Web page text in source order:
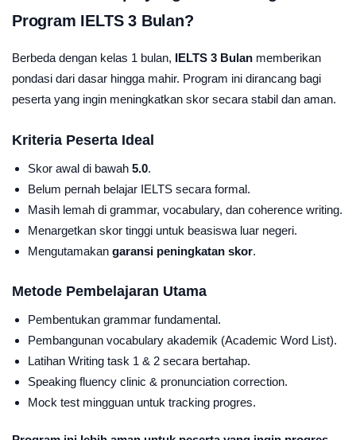
Program IELTS 3 Bulan?
Berbeda dengan kelas 1 bulan, IELTS 3 Bulan memberikan
pondasi dari dasar hingga mahir. Program ini dirancang bagi
peserta yang ingin meningkatkan skor secara stabil dan aman.
Kriteria Peserta Ideal
Skor awal di bawah 5.0.
Belum pernah belajar IELTS secara formal.
Masih lemah di grammar, vocabulary, dan coherence writing.
Menargetkan skor tinggi untuk beasiswa luar negeri.
Mengutamakan garansi peningkatan skor.
Metode Pembelajaran Utama
Pembentukan grammar fundamental.
Pembangunan vocabulary akademik (Academic Word List).
Latihan Writing task 1 & 2 secara bertahap.
Speaking fluency clinic & pronunciation correction.
Mock test mingguan untuk tracking progres.